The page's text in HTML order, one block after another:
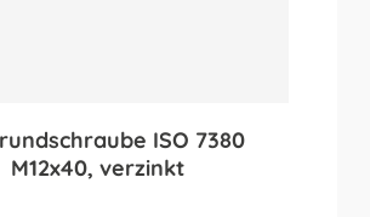
ISO 7380
M12x40, verzinkt